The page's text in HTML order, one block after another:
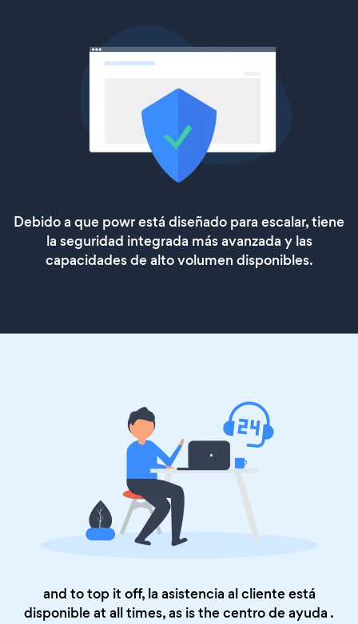
Debido a que powr está diseñado para escalar, tiene
la seguridad integrada más avanzada y las
capacidades de alto volumen disponibles.
and to top it off, la asistencia al cliente está
disponible at all times, as is thecentro de ayuda .